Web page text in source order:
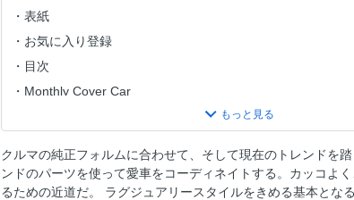
表紙
お気に入り登録
目次
Monthly Cover Car
PREMIUM CUSTOMIZE「プレミアムブランド」でカスタ
無限の可能性を秘めるカーゴスペースを！ ブラックベアー
話題のノマドを速攻チューン エクスクルーシブゼウス ク
クルマの純正フォルムに合わせて、そして現在のトレンドを
ンドのパーツを使って愛車をコーディネイトする。カッコよ
るための近道だ。 ラグジュアリースタイルをきめる基本とな